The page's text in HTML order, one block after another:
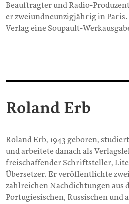
Beauftragter und Radio-
er zweiundneunzigjährig in Paris.
Verlag eine Soupault-
Roland Erb
Roland Erb, 1943 geboren,
und arbeitete danach als
freischaffender Schriftsteller,
Übersetzer. Er veröffentlichte
zahlreichen Nachdichtungen aus
Portugiesischen, Russischen und